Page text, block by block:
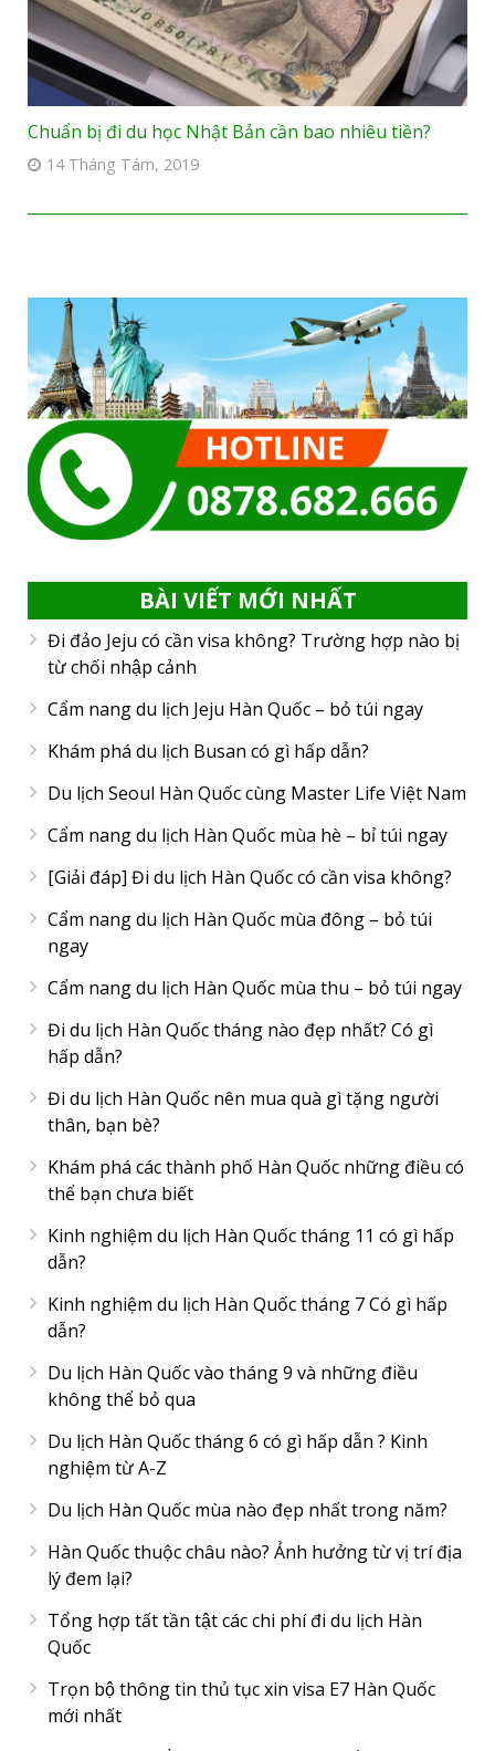
Chuẩn bị đi du học Nhật Bản cần bao nhiêu tiền?
14 Tháng Tám, 2019
BÀI VIẾT MỚI NHẤT
Đi đảo Jeju có cần visa không? Trường hợp nào bị
từ chối nhập cảnh
Cẩm nang du lịch Jeju Hàn Quốc – bỏ túi ngay
Khám phá du lịch Busan có gì hấp dẫn?
Du lịch Seoul Hàn Quốc cùng Master Life Việt Nam
Cẩm nang du lịch Hàn Quốc mùa hè – bỉ túi ngay
[Giải đáp] Đi du lịch Hàn Quốc có cần visa không?
Cẩm nang du lịch Hàn Quốc mùa đông – bỏ túi
ngay
Cẩm nang du lịch Hàn Quốc mùa thu – bỏ túi ngay
Đi du lịch Hàn Quốc tháng nào đẹp nhất? Có gì
hấp dẫn?
Đi du lịch Hàn Quốc nên mua quà gì tặng người
thân, bạn bè?
Khám phá các thành phố Hàn Quốc những điều có
thể bạn chưa biết
Kinh nghiệm du lịch Hàn Quốc tháng 11 có gì hấp
dẫn?
Kinh nghiệm du lịch Hàn Quốc tháng 7 Có gì hấp
dẫn?
Du lịch Hàn Quốc vào tháng 9 và những điều
không thể bỏ qua
Du lịch Hàn Quốc tháng 6 có gì hấp dẫn ? Kinh
nghiệm từ A-Z
Du lịch Hàn Quốc mùa nào đẹp nhất trong năm?
Hàn Quốc thuộc châu nào? Ảnh hưởng từ vị trí địa
lý đem lại?
Tổng hợp tất tần tật các chi phí đi du lịch Hàn
Quốc
Trọn bộ thông tin thủ tục xin visa E7 Hàn Quốc
mới nhất